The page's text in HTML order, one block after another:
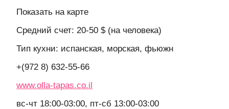
Показать на карте
Средний счет: 20-50 $ (на человека)
Тип кухни: испанская, морская, фьюжн
+(972 8) 632-55-66
www.olla-tapas.co.il
вс-чт 18:00-03:00, пт-сб 13:00-03:00